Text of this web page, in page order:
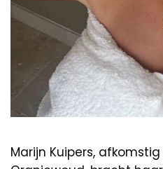
Marijn Kuipers,